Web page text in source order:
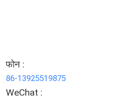
फोन :
86-13925519875
WeChat :